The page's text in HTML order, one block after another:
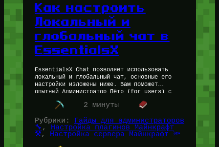
Как настроить
Локальный и
глобальный чат в
EssentialsX
EssentialsX Chat позволяет использовать
локальный и глобальный чат, основные его
настройки изложены ниже. Вам поможет
опытный Администратор Пётр (for_users) с
опытом создания Майнкрафт серверов более 10
лет. Что потребуется из…
2 минуты
Рубрики: Гайды для администраторов
🔧 , Настройка плагинов Майнкрафт
⚒️, Настройка сервера Майнкрафт 🔦